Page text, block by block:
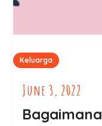
Keluarga
June 3, 2022